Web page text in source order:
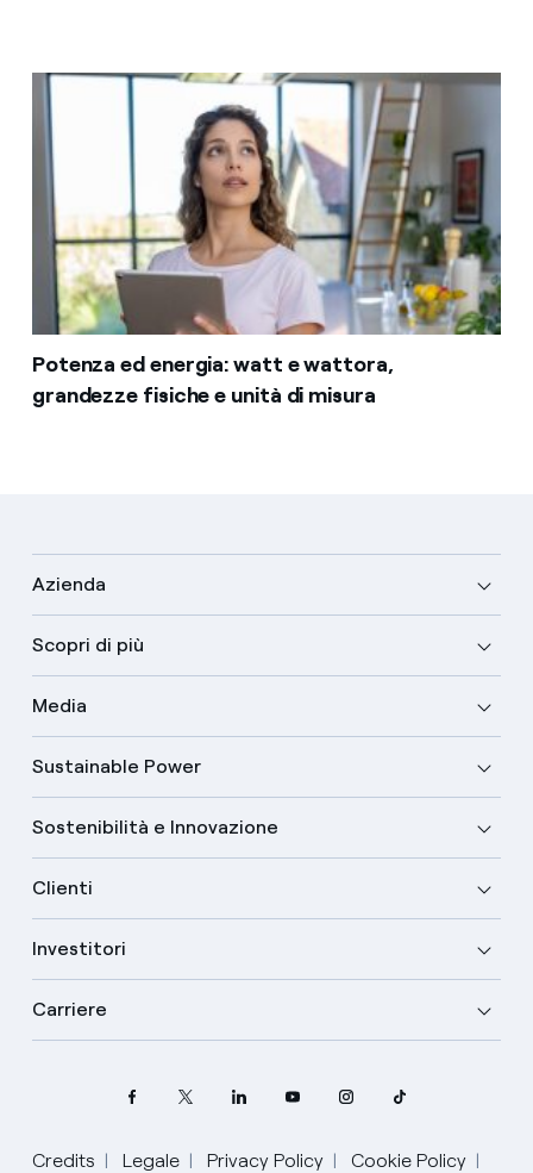
Potenza ed energia: watt e wattora,
grandezze fisiche e unità di misura
Azienda
Scopri di più
Media
Sustainable Power
Sostenibilità e Innovazione
Clienti
Investitori
Carriere
Credits Legale Privacy Policy Cookie Policy